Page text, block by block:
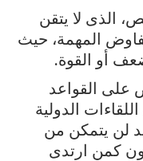
الذى لا يتقن
المهمة، حيث
أو القوة.
على القواعد
الدولية
لن يتمكن من
كمن ارتدى